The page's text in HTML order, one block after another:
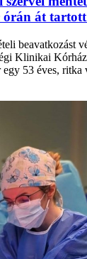
át tartott
beavatkozást
Klinikai
53 éves, ritka